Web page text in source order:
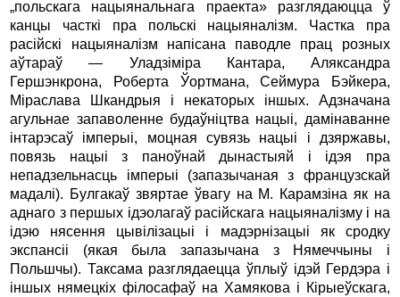
„польскага нацыянальнага праекта» разглядаюцца ў
канцы часткі пра польскі нацыяналізм. Частка пра
расійскі нацыяналізм напісана паводле прац розных
аўтараў — Уладзіміра Кантара, Аляксандра
Гершэнкрона, Роберта Ўортмана, Сеймура Бэйкера,
Міраслава Шкандрыя i некаторых іншых. Адзначана
агульнае запаволенне будаўніцтва нацыі, дамінаванне
інтарэсаў імперыі, моцная сувязь нацыі i дзяржавы,
повязь нацыі з паноўнай дынастыяй i ідэя пра
непадзельнасць імперыі (запазычаная з французскай
мадалі). Булгакаў звяртае ўвагу на M. Карамзіна як на
аднаго з першых ідэолагаў расійскага нацыяналізму i на
ідэю нясення цывілізацыі i мадэрнізацыі як сродку
экспансіі (якая была запазычана з Нямеччыны i
Польшчы). Таксама разглядаецца ўплыў ідэй Гердэра i
іншых нямецкіх філосафаў на Хамякова i Кірыеўскага,